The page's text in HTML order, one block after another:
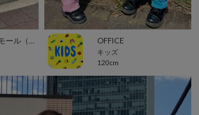
OFFICE
キッズ
120cm